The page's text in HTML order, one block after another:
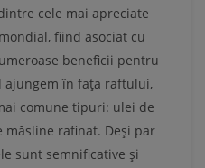
cele mai apreciate
fiind asociat cu
beneficii pentru
ajungem în fața raftului,
comune tipuri: ulei de
rafinat. Deși par
sunt semnificative și